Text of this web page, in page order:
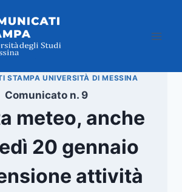
STAMPA UNIVERSITÀ DI MESSINA
Comunicato n. 9
meteo, anche
20 gennaio
attività